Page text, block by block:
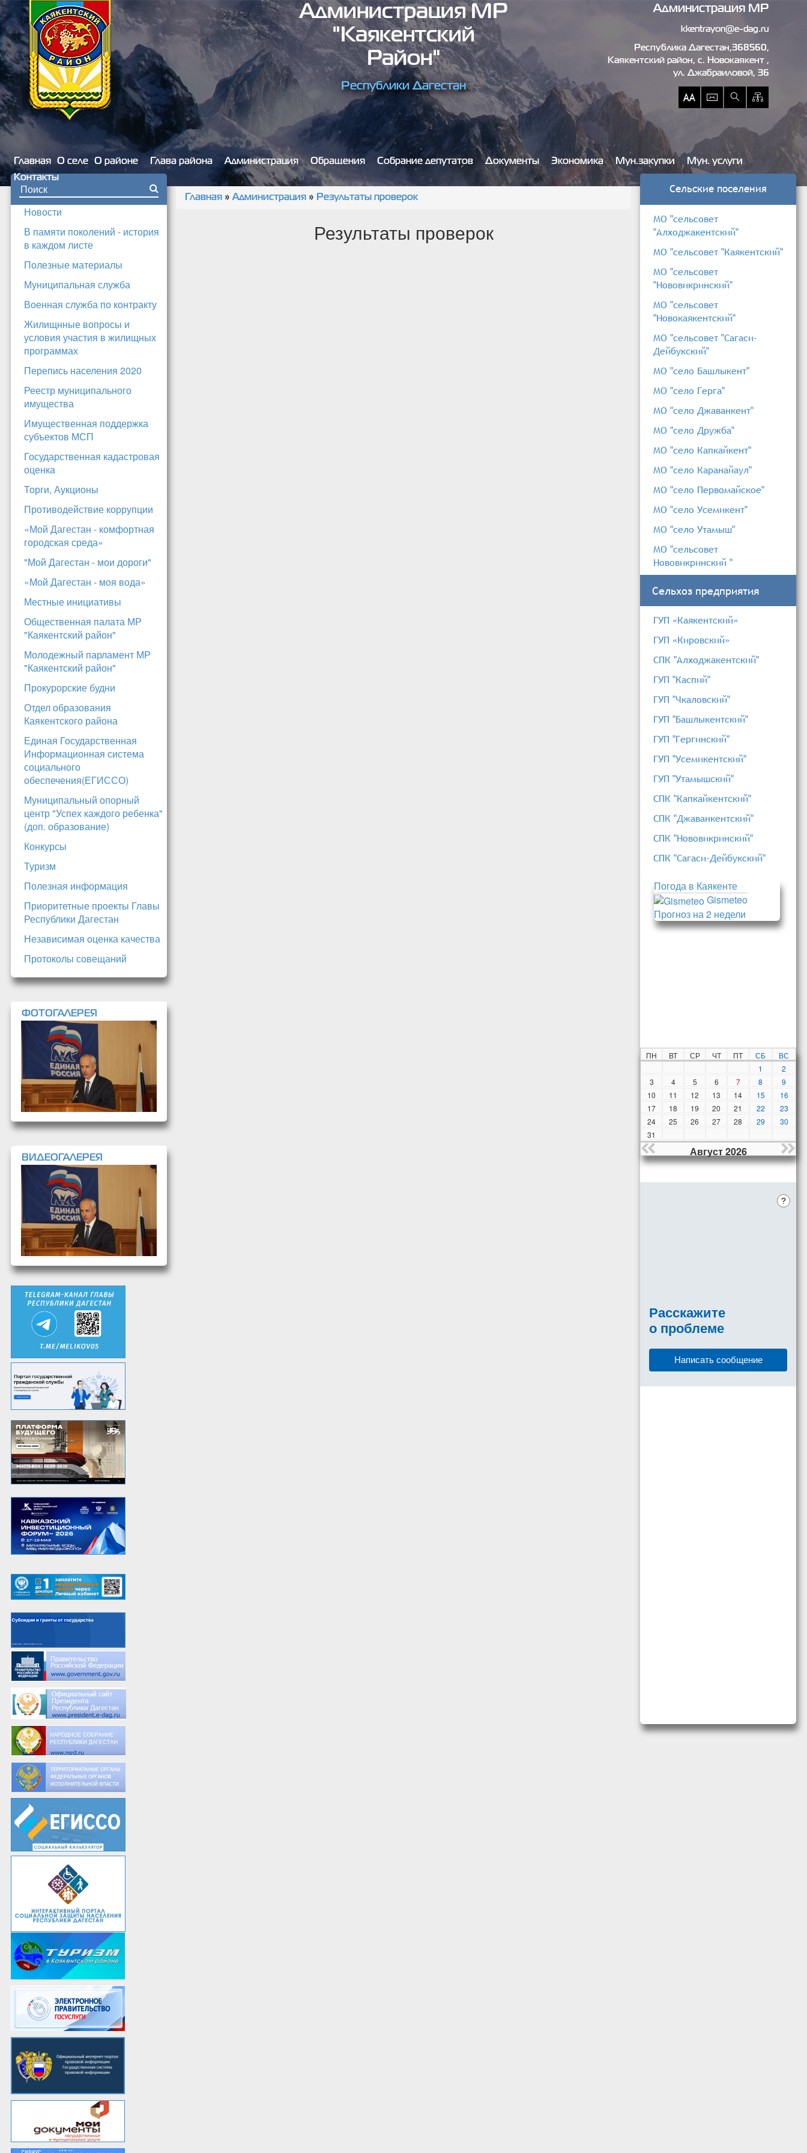
Перейти к основному содержанию
Администрация МР
"Каякентский
Район"
Республики Дагестан
Администрация МР
kkentrayon@e-dag.ru
Республика Дагестан,368560,
Каякентский район, c. Новокаякент ,
ул. Джабраиловой, 36
Главная О селе О районе Глава района Администрация Обращения Собрание депутатов Документы Экономика Мун.закупки
Мун. услуги
Контакты
Форма поиска
Новости
В памяти поколений - история
в каждом листе
Полезные материалы
Муниципальная служба
Военная служба по контракту
Жилищнные вопросы и
условия участия в жилищных
программах
Перепись населения 2020
Реестр муниципального
имущества
Имущественная поддержка
субъектов МСП
Государственная кадастровая
оценка
Торги, Аукционы
Противодействие коррупции
«Мой Дагестан - комфортная
городская среда»
"Мой Дагестан - мои дороги"
«Мой Дагестан - моя вода»
Местные инициативы
Общественная палата МР
"Каякентский район"
Молодежный парламент МР
"Каякентский район"
Прокурорские будни
Отдел образования
Каякентского района
Единая Государственная
Информационная система
социального
обеспечения(ЕГИССО)
Муниципальный опорный
центр "Успех каждого ребенка"
(доп. образование)
Конкурсы
Туризм
Полезная информация
Приоритетные проекты Главы
Республики Дагестан
Независимая оценка качества
Протоколы совещаний
ФОТОГАЛЕРЕЯ
ВИДЕОГАЛЕРЕЯ
Вы здесь
Главная » Администрация » Результаты проверок
Результаты проверок
Сельские поселения
МО "сельсовет
"Алходжакентский"
МО "сельсовет "Каякентский"
МО "сельсовет
"Нововикринский"
МО "сельсовет
"Новокаякентский"
МО "сельсовет "Сагаси-
Дейбукский"
МО "село Башлыкент"
МО "село Герга"
МО "село Джаванкент"
МО "село Дружба"
МО "село Капкайкент"
МО "село Каранайаул"
МО "село Первомайское"
МО "село Усемикент"
МО "село Утамыш"
МО "сельсовет
Нововикринский "
Сельхоз предприятия
ГУП «Каякентский»
ГУП «Кировский»
СПК "Алходжакентский"
ГУП "Каспий"
ГУП "Чкаловский"
ГУП "Башлыкентский"
ГУП "Гергинский"
ГУП "Усемикентский"
ГУП "Утамышский"
СПК "Капкайкентский"
СПК "Джаванкентский"
СПК "Нововикринский"
СПК "Сагаси-Дейбукский"
Погода в Каякенте
Gismeteo
Прогноз на 2 недели
ПН ВТ СР ЧТ ПТ СБ
ВС
1
2
3
4 5 6 7 8
9
10
11 12 13 14 15
16
17
18 19 20 21 22
23
24
25 26 27 28 29
30
31
Август 2026
?
Расскажите
о проблеме
Написать сообщение